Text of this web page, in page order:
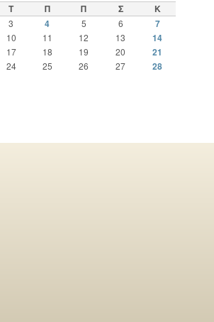
Τ Π Π Σ Κ
3 4 5 6
7
10 11 12 13 14
17 18 19 20
21
24 25 26 27 28